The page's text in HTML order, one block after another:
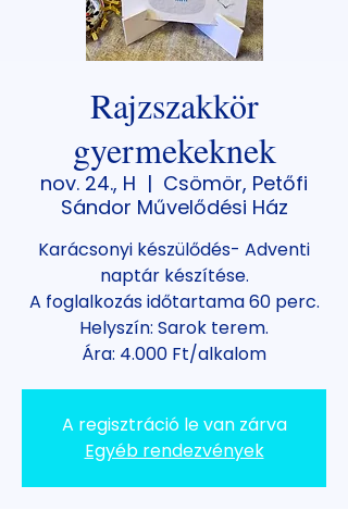
Rajzszakkör
gyermekeknek
nov. 24., H
  |
Csömör, Petőfi
Sándor Művelődési Ház
Karácsonyi készülődés- Adventi
naptár készítése.
A foglalkozás időtartama 60 perc.
Helyszín: Sarok terem.
Ára: 4.000 Ft/alkalom
A regisztráció le van zárva
Egyéb rendezvények